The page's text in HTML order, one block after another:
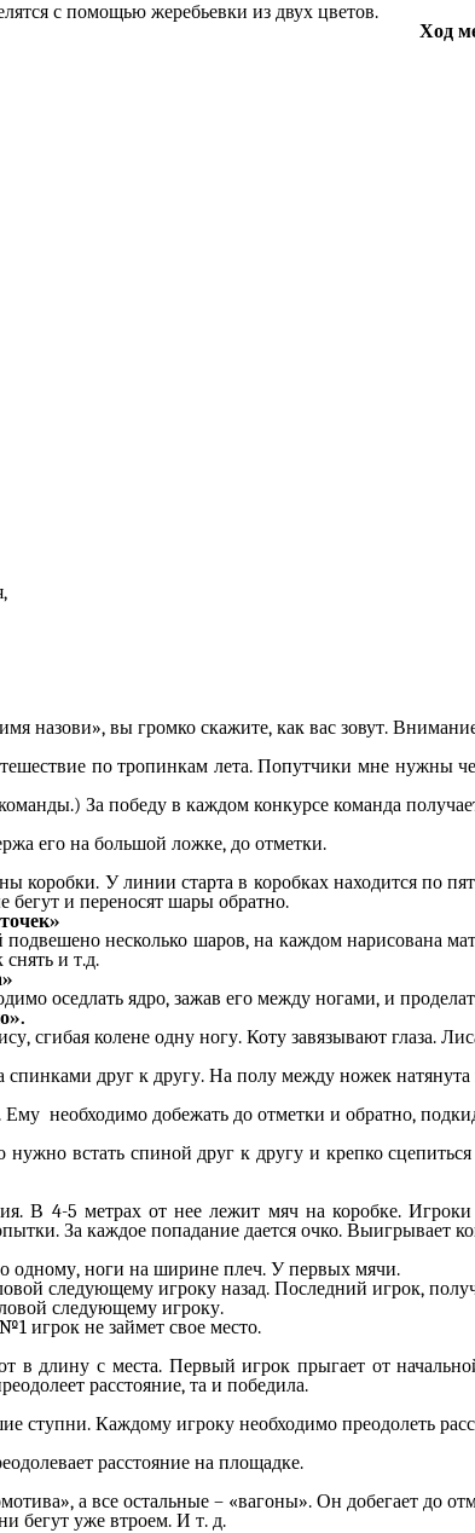
с помощью жеребьевки из двух цветов.
Ход
назови», вы громко скажите, как вас зовут.
по тропинкам лета. Попутчики мне нужны
За победу в каждом конкурсе команда
его на большой ложке, до отметки.
коробки. У линии старта в коробках находится по
бегут и переносят шары обратно.
подвешено несколько шаров, на каждом нарисована
и т.д.
оседлать ядро, зажав его между ногами, и
сгибая колене одну ногу. Коту завязывают глаза.
спинками друг к другу. На полу между ножек
Ему необходимо добежать до отметки и обратно,
нужно встать спиной друг к другу и крепко
В 4-5 метрах от нее лежит мяч на коробке.
За каждое попадание дается очко. Выигрывает
одному, ноги на ширине плеч. У первых мячи.
следующему игроку назад. Последний игрок,
следующему игроку.
игрок не займет свое место.
в длину с места. Первый игрок прыгает от
расстояние, та и победила.
Каждому игроку необходимо преодолеть
расстояние на площадке.
а все остальные – «вагоны». Он добегает до
бегут уже втроем. И т. д.